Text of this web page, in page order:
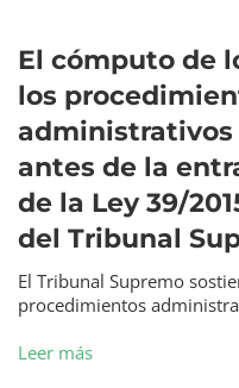
El cómputo de
los
administrativos
antes de la
de la Ley 39/
del Tribunal
El Tribunal Supremo
procedimientos
Leer más